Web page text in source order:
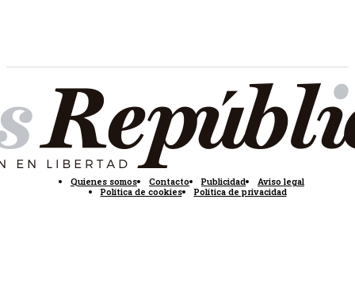
Quienes somos Contacto Publicidad
Aviso legal
Política de cookies
Política de privacidad